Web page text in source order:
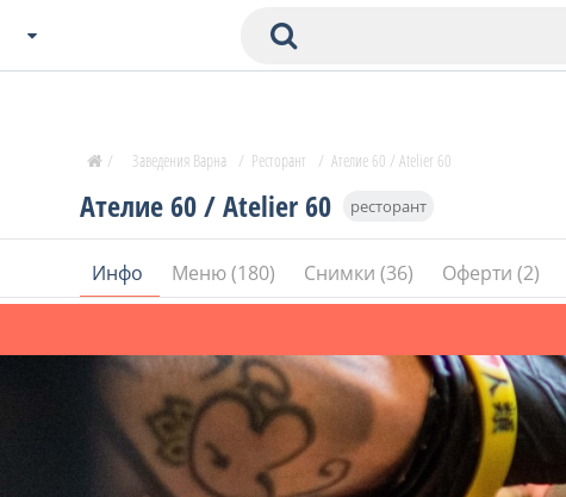
Пловдив
Бургас
Всички останали
СОФИЯ
Ателие 60 / Atelier 60 ресторант
Инфо Меню (180) Снимки (36) Оферти (2)
/ Заведения Варна / Ресторант / Ателие 60 / Atelier 60